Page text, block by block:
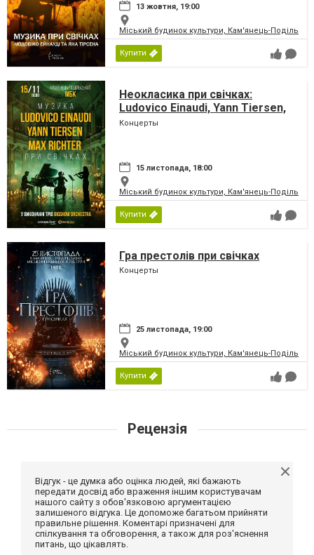
13 жовтня, 19:00
Міський будинок культури, Кам'янець-
Купити
Неокласика при свічках:
Ludovico Einaudi, Yann Tiersen,
Max Richter
Концерты
15 листопада, 18:00
Міський будинок культури, Кам'янець-
Купити
Гра престолів при свічках
Концерты
25 листопада, 19:00
Міський будинок культури, Кам'янець-
Купити
Рецензія
Відгук - це думка або оцінка людей, які бажають
передати досвід або враження іншим користувачам
нашого сайту з обов'язковою аргументацією
залишеного відгука. Це допоможе багатьом прийняти
правильне рішення. Коментарі призначені для
спілкування та обговорення, а також для роз'яснення
питань, що цікавлять.